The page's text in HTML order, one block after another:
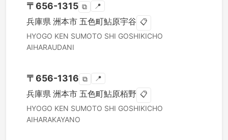
〒656-1315 ⧉ 📍
兵庫県 洲本市 五色町鮎原宇谷 📋
HYOGO KEN SUMOTO SHI GOSHIKICHO
AIHARAUDANI
〒656-1316 ⧉ 📍
兵庫県 洲本市 五色町鮎原栢野 📋
HYOGO KEN SUMOTO SHI GOSHIKICHO
AIHARAKAYANO